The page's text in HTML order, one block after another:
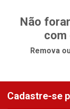
Não
Remova
Cadastre-se